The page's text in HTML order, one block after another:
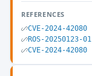
REFERENCES
CVE-2024-42080
ROS-20250123-01
CVE-2024-42080